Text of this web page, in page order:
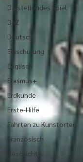
Darstellendes Spiel
DaZ
Deutsch
Einschulung
Englisch
Erasmus+
Erdkunde
Erste-Hilfe
Fahrten zu Kunstorten
Französisch
Geschichte